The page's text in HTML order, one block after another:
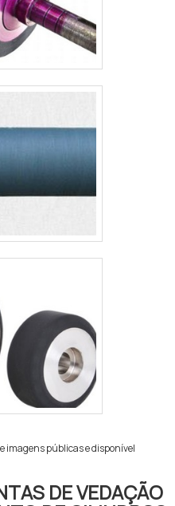
imagens públicas e disponível
DE VEDAÇÃO